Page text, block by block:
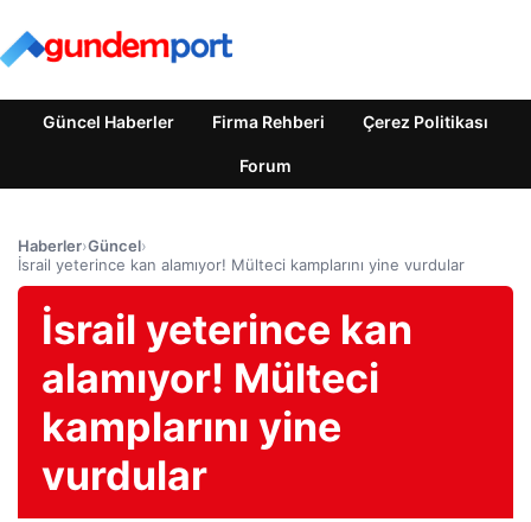
Güncel Haberler Firma Rehberi Çerez Politikası
Forum
Haberler›Güncel›
İsrail yeterince kan alamıyor! Mülteci kamplarını yine vurdular
İsrail yeterince kan
alamıyor! Mülteci
kamplarını yine
vurdular